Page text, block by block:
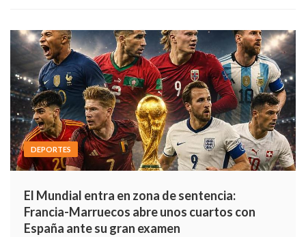
DEPORTES
El Mundial entra en zona de sentencia:
Francia-Marruecos abre unos cuartos con
España ante su gran examen